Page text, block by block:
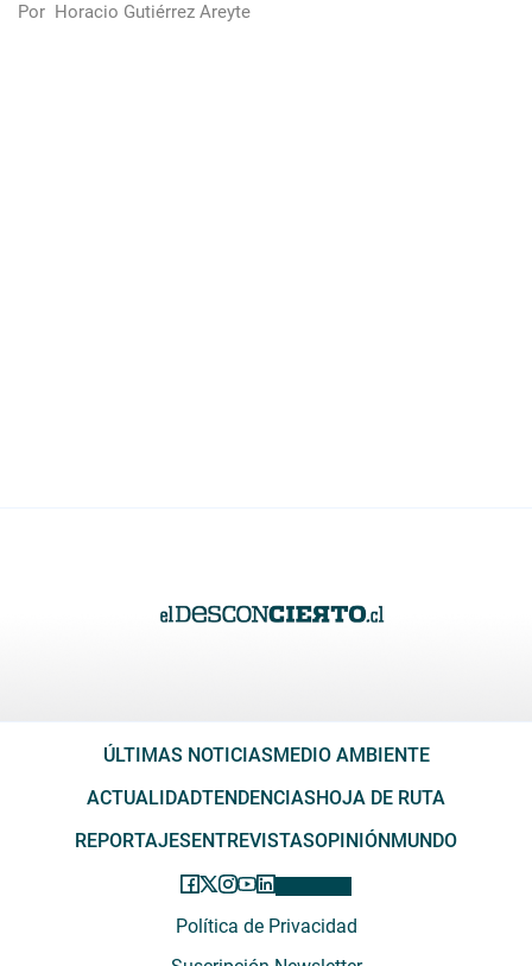
Por Horacio Gutiérrez Areyte
ÚLTIMAS NOTICIASMEDIO AMBIENTE
ACTUALIDADTENDENCIASHOJA DE RUTA
REPORTAJESENTREVISTASOPINIÓNMUNDO
Política de Privacidad